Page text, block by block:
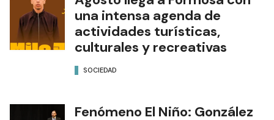
una intensa agenda de
actividades turísticas,
culturales y recreativas
SOCIEDAD
Fenómeno El Niño: González